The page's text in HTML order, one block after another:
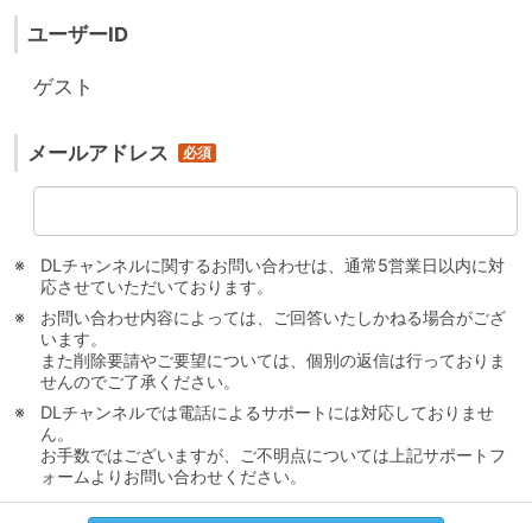
ユーザーID
ゲスト
メールアドレス
DLチャンネルに関するお問い合わせは、通常5営業日以内に対
応させていただいております。
お問い合わせ内容によっては、ご回答いたしかねる場合がござ
います。
また削除要請やご要望については、個別の返信は行っておりま
せんのでご了承ください。
DLチャンネルでは電話によるサポートには対応しておりませ
ん。
お手数ではございますが、ご不明点については上記サポートフ
ォームよりお問い合わせください。